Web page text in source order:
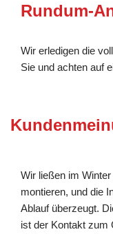
Rundum-
Wir erledigen die
Sie und achten auf
Wir ließen im
montieren, und die
Ablauf überzeugt.
ist der Kontakt zum